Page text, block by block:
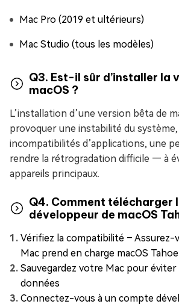
Mac Pro (2019 et ultérieurs)
Mac Studio (tous les modèles)
Q3. Est-il sûr d’installer la
macOS ?
L’installation d’une version bêta de
provoquer une instabilité du système,
incompatibilités d’applications, une
rendre la rétrogradation difficile — à
appareils principaux.
Q4. Comment télécharger
développeur de macOS
Vérifiez la compatibilité – Assurez-
Mac prend en charge macOS Tahoe
Sauvegardez votre Mac pour
données
Connectez-vous à un compte